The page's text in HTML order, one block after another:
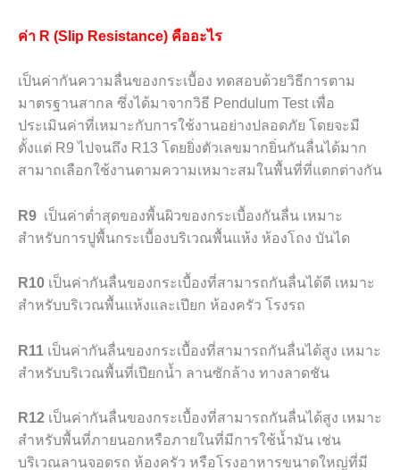
ค่า R (Slip Resistance) คืออะไร
เป็นค่ากันความลื่นของกระเบื้อง ทดสอบด้วยวิธีการตาม
มาตรฐานสากล ซึ่งได้มาจากวิธี Pendulum Test เพื่อ
ประเมินค่าที่เหมาะกับการใช้งานอย่างปลอดภัย โดยจะมี
ตั้งแต่ R9 ไปจนถึง R13 โดยยิ่งตัวเลขมากยิ่นกันลื่นได้มาก
สามาถเลือกใช้งานตามความเหมาะสมในพื้นที่ที่แตกต่างกัน
R9 เป็นค่าต่ำสุดของพื้นผิวของกระเบื้องกันลื่น เหมาะ
สำหรับการปูพื้นกระเบื้องบริเวณพื้นแห้ง ห้องโถง บันได
R10 เป็นค่ากันลื่นของกระเบื้องที่สามารถกันลื่นได้ดี เหมาะ
สำหรับบริเวณพื้นแห้งและเปียก ห้องครัว โรงรถ
R11 เป็นค่ากันลื่นของกระเบื้องที่สามารถกันลื่นได้สูง เหมาะ
สำหรับบริเวณพื้นที่เปียกน้ำ ลานซักล้าง ทางลาดชัน
R12 เป็นค่ากันลื่นของกระเบื้องที่สามารถกันลื่นได้สูง เหมาะ
สำหรับพื้นที่ภายนอกหรือภายในที่มีการใช้น้ำมัน เช่น
บริเวณลานจอดรถ ห้องครัว หรือโรงอาหารขนาดใหญ่ที่มี